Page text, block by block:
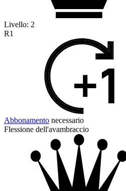
Livello: 2
R1
Abbonamento necessario
Flessione dell'avambraccio